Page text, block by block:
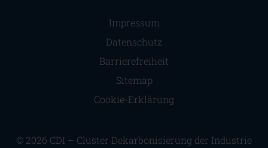
© 2026 CDI – Cluster Dekarbonisierung der Industrie
Navigation überspringen
Impressum
Datenschutz
Barrierefreiheit
Sitemap
Cookie-Erklärung